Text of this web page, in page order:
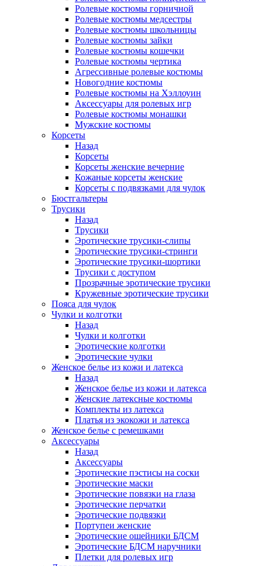
Ролевые костюмы горничной
Ролевые костюмы медсестры
Ролевые костюмы школьницы
Ролевые костюмы зайки
Ролевые костюмы кошечки
Ролевые костюмы чертика
Агрессивные ролевые костюмы
Новогодние костюмы
Ролевые костюмы на Хэллоуин
Аксессуары для ролевых игр
Ролевые костюмы монашки
Мужские костюмы
Корсеты
Назад
Корсеты
Корсеты женские вечерние
Кожаные корсеты женские
Корсеты с подвязками для чулок
Бюстгальтеры
Трусики
Назад
Трусики
Эротические трусики-слипы
Эротические трусики-стринги
Эротические трусики-шортики
Трусики с доступом
Прозрачные эротические трусики
Кружевные эротические трусики
Пояса для чулок
Чулки и колготки
Назад
Чулки и колготки
Эротические колготки
Эротические чулки
Женское белье из кожи и латекса
Назад
Женское белье из кожи и латекса
Женские латексные костюмы
Комплекты из латекса
Платья из экокожи и латекса
Женское белье с ремешками
Аксессуары
Назад
Аксессуары
Эротические пэстисы на соски
Эротические маски
Эротические повязки на глаза
Эротические перчатки
Эротические подвязки
Портупеи женские
Эротические ошейники БДСМ
Эротические БДСМ наручники
Плетки для ролевых игр